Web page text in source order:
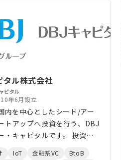
ン
ウドソーシング
エネルギー
ABW 飲料・酒類
漁業
AI
減 AgriTech
タル株式会社
ピタル
年6月設立
内を中心としたシード/アー
トアップへ投資を行う、DBJ
ャピタルです。 投資分
IoT 金融系VC
BtoB